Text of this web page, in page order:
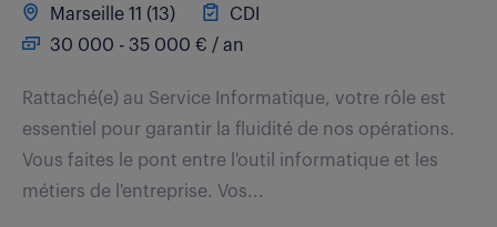
Marseille 11 (13)
CDI
30 000 - 35 000 € / an
Rattaché(e) au Service Informatique, votre rôle est
essentiel pour garantir la fluidité de nos opérations.
Vous faites le pont entre l'outil informatique et les
métiers de l'entreprise. Vos...